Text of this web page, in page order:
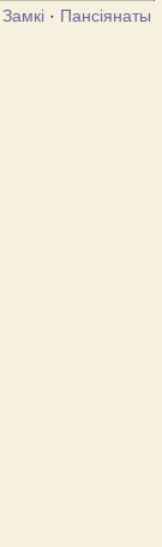
Замкі · Пансіянаты